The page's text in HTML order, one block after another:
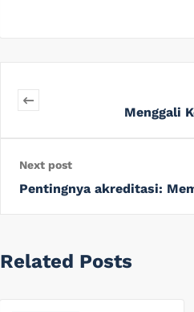
Menggali
Next post
Pentingnya akreditasi:
Related Posts